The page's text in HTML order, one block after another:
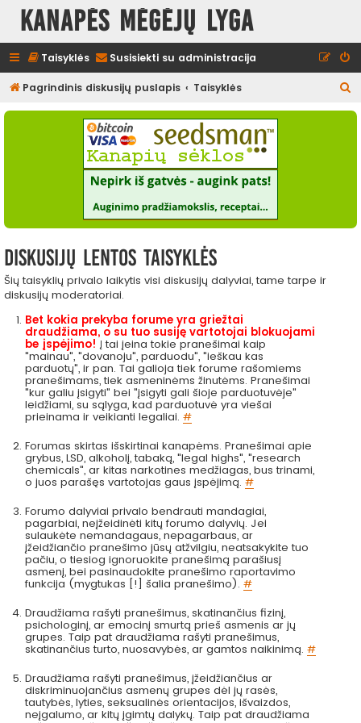
Kanapės mėgėjų lyga
Taisyklės Susisiekti su administracija
Pagrindinis diskusijų puslapis Taisyklės
e
Diskusijų lentos taisyklės
Šių taisyklių privalo laikytis visi diskusijų dalyviai, tame tarpe ir
diskusijų moderatoriai.
Bet kokia prekyba forume yra griežtai
draudžiama, o su tuo susiję vartotojai blokuojami
be įspėjimo! Į tai įeina tokie pranešimai kaip
"mainau", "dovanoju", parduodu", "ieškau kas
parduotų", ir pan. Tai galioja tiek forume rašomiems
pranešimams, tiek asmeninėms žinutėms. Pranešimai
"kur galiu įsigyti" bei "įsigyti gali šioje parduotuvėje"
leidžiami, su sąlyga, kad parduotuvė yra viešai
prieinama ir veikianti legaliai.#
Forumas skirtas išskirtinai kanapėms. Pranešimai apie
grybus, LSD, alkoholį, tabaką, "legal highs", "research
chemicals", ar kitas narkotines medžiagas, bus trinami,
o juos parašęs vartotojas gaus įspėjimą.#
Forumo dalyviai privalo bendrauti mandagiai,
pagarbiai, neįžeidinėti kitų forumo dalyvių. Jei
sulaukėte nemandagaus, nepagarbaus, ar
įžeidžiančio pranešimo jūsų atžvilgiu, neatsakykite tuo
pačiu, o tiesiog ignoruokite pranešimą parašiusį
asmenį, bei pasinaudokite pranešimo raportavimo
funkcija (mygtukas [!] šalia pranešimo).#
Draudžiama rašyti pranešimus, skatinančius fizinį,
psichologinį, ar emocinį smurtą prieš asmenis ar jų
grupes. Taip pat draudžiama rašyti pranešimus,
skatinančius turto, nuosavybės, ar gamtos naikinimą.#
Draudžiama rašyti pranešimus, įžeidžiančius ar
diskriminuojančius asmenų grupes dėl jų rasės,
tautybės, lyties, seksualinės orientacijos, išvaizdos,
neįgalumo, ar kitų įgimtų dalykų. Taip pat draudžiama